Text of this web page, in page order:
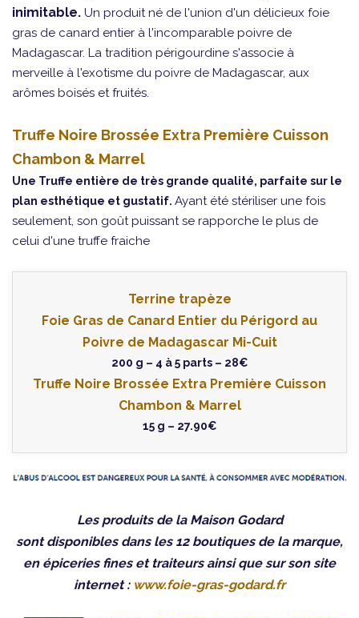
inimitable. Un produit né de l'union d'un délicieux foie
gras de canard entier à l'incomparable poivre de
Madagascar. La tradition périgourdine s'associe à
merveille à l'exotisme du poivre de Madagascar, aux
arômes boisés et fruités.
Truffe Noire Brossée Extra Première Cuisson
Chambon & Marrel
Une Truffe entière de très grande qualité, parfaite sur le
plan esthétique et gustatif. Ayant été stériliser une fois
seulement, son goût puissant se rapporche le plus de
celui d'une truffe fraiche
Terrine trapèze
Foie Gras de Canard Entier du Périgord au
Poivre de Madagascar Mi-Cuit
200 g – 4 à 5 parts – 28€
Truffe Noire Brossée Extra Première Cuisson
Chambon & Marrel
15 g – 27.90€
Les produits de la Maison Godard
sont disponibles dans les 12 boutiques de la marque,
en épiceries fines et traiteurs ainsi que sur son site
internet : www.foie-gras-godard.fr